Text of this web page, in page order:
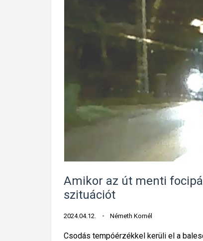
Amikor az út menti
szituációt
2024.04.12. Németh Kornél
Csodás tempóérzékkel kerüli el a